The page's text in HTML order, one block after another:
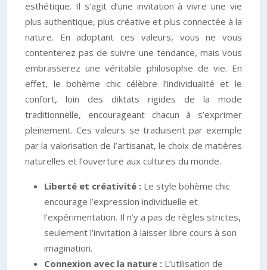
esthétique. Il s’agit d’une invitation à vivre une vie
plus authentique, plus créative et plus connectée à la
nature. En adoptant ces valeurs, vous ne vous
contenterez pas de suivre une tendance, mais vous
embrasserez une véritable philosophie de vie. En
effet, le bohème chic célèbre l’individualité et le
confort, loin des diktats rigides de la mode
traditionnelle, encourageant chacun à s’exprimer
pleinement. Ces valeurs se traduisent par exemple
par la valorisation de l’artisanat, le choix de matières
naturelles et l’ouverture aux cultures du monde.
Liberté et créativité : Le style bohème chic
encourage l’expression individuelle et
l’expérimentation. Il n’y a pas de règles strictes,
seulement l’invitation à laisser libre cours à son
imagination.
Connexion avec la nature : L’utilisation de